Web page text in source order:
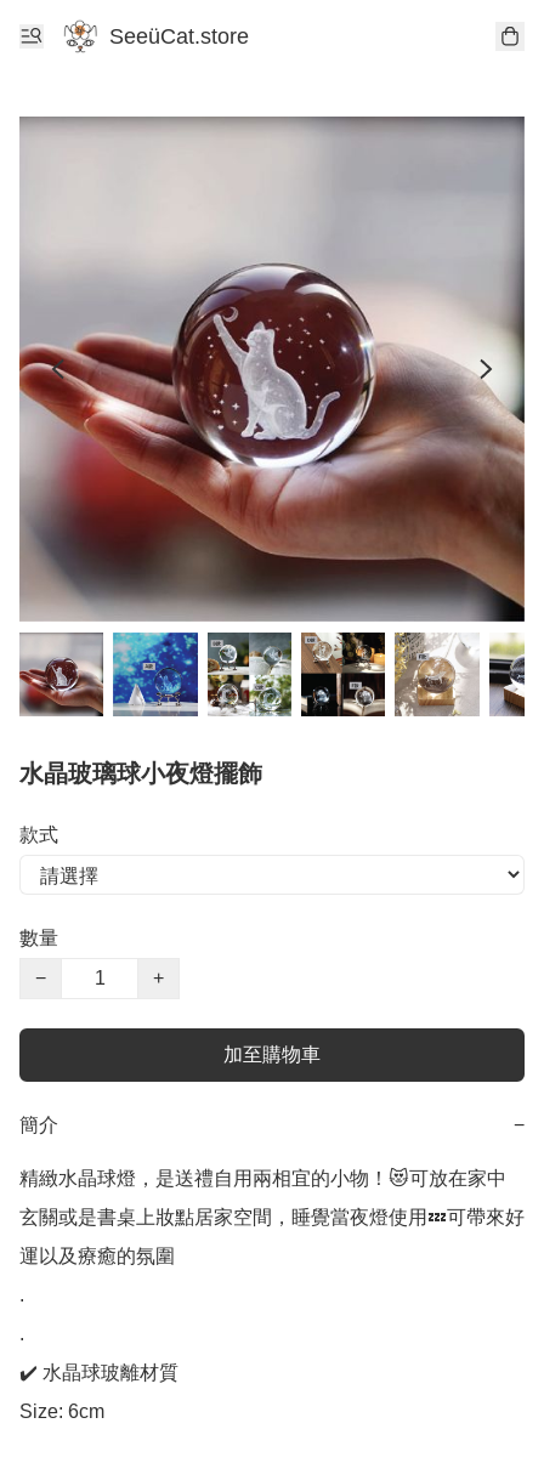
SeeüCat.store
水晶玻璃球小夜燈擺飾
款式
數量
−
+
加至購物車
簡介 −
精緻水晶球燈，是送禮自用兩相宜的小物！😻可放在家中
玄關或是書桌上妝點居家空間，睡覺當夜燈使用💤可帶來好
運以及療癒的氛圍
.
.
✔️ 水晶球玻離材質
Size: 6cm